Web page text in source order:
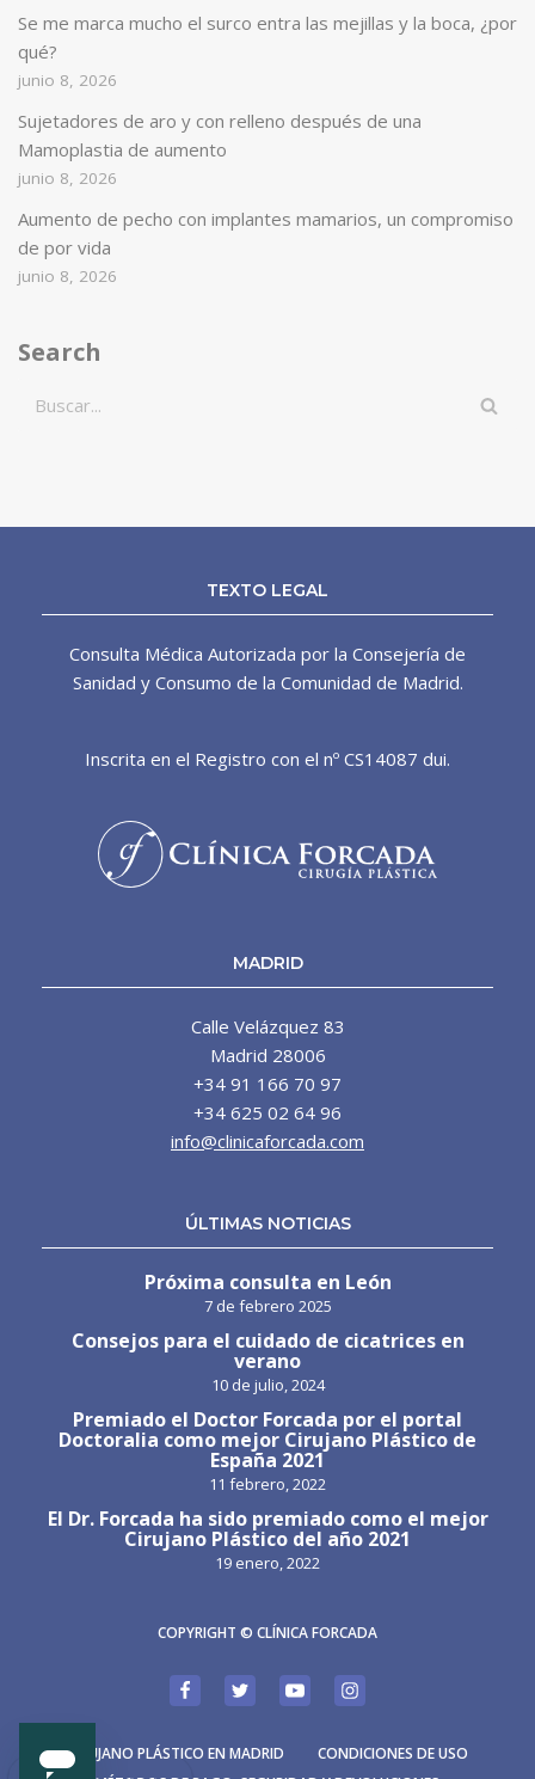
Se me marca mucho el surco entra las mejillas y la boca, ¿por
qué?
junio 8, 2026
Sujetadores de aro y con relleno después de una
Mamoplastia de aumento
junio 8, 2026
Aumento de pecho con implantes mamarios, un compromiso
de por vida
junio 8, 2026
Search
TEXTO LEGAL
Consulta Médica Autorizada por la Consejería de
Sanidad y Consumo de la Comunidad de Madrid.
Inscrita en el Registro con el nº CS14087 dui.
MADRID
Calle Velázquez 83
Madrid 28006
+34 91 166 70 97
+34 625 02 64 96
info@clinicaforcada.com
ÚLTIMAS NOTICIAS
Próxima consulta en León
7 de febrero 2025
Consejos para el cuidado de cicatrices en
verano
10 de julio, 2024
Premiado el Doctor Forcada por el portal
Doctoralia como mejor Cirujano Plástico de
España 2021
11 febrero, 2022
El Dr. Forcada ha sido premiado como el mejor
Cirujano Plástico del año 2021
19 enero, 2022
COPYRIGHT © CLÍNICA FORCADA
CIRUJANO PLÁSTICO EN MADRID
CONDICIONES DE USO